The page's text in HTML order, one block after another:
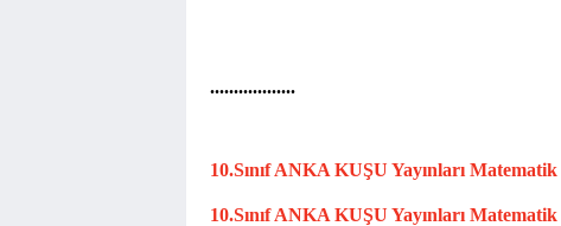
..................
10.SınıfANKA KUŞU Yayınları Matematik
10.SınıfANKA KUŞU Yayınları Matematik